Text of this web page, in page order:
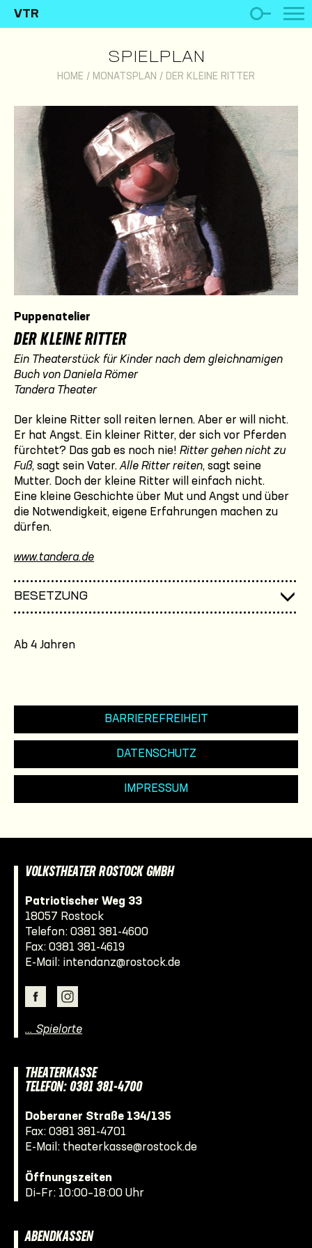
VTR
SPIELPLAN
HOME / MONATSPLAN / DER KLEINE RITTER
Puppenatelier
DER KLEINE RITTER
Ein Theaterstück für Kinder nach dem gleichnamigen
Buch von Daniela Römer
Tandera Theater
Der kleine Ritter soll reiten lernen. Aber er will nicht.
Er hat Angst. Ein kleiner Ritter, der sich vor Pferden
fürchtet? Das gab es noch nie! Ritter gehen nicht zu
Fuß, sagt sein Vater.Alle Ritter reiten, sagt seine
Mutter. Doch der kleine Ritter will einfach nicht.
Eine kleine Geschichte über Mut und Angst und über
die Notwendigkeit, eigene Erfahrungen machen zu
dürfen.
www.tandera.de
BESETZUNG
Ab 4 Jahren
BARRIEREFREIHEIT
DATENSCHUTZ
IMPRESSUM
VOLKSTHEATER ROSTOCK GMBH
Patriotischer Weg 33
18057 Rostock
Telefon: 0381 381-4600
Fax: 0381 381-4619
E-Mail: intendanz@rostock.de
… Spielorte
THEATERKASSE
TELEFON: 0381 381-4700
Doberaner Straße 134/135
Fax: 0381 381-4701
E-Mail: theaterkasse@rostock.de
Öffnungszeiten
Di–Fr: 10:00–18:00 Uhr
ABENDKASSEN